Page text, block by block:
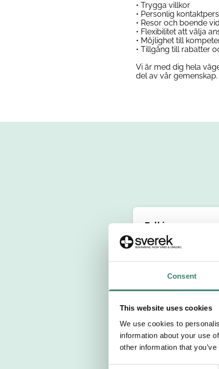
Consent
This website uses cookies
We use cookies to
information about your use
other information that
• Trygga villkor
• Personlig
• Resor och boende
• Flexibilitet att välja
• Möjlighet till
• Tillgång till rabatter
Vi är med dig hela
del av vår
Fyll i
Välj yrkesroll
Välj önskat